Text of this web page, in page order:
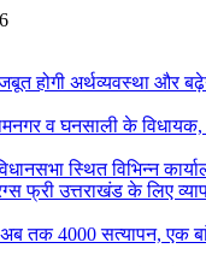
होगी अर्थव्यवस्था और
व घनसाली के विधायक,
स्थित विभिन्न
फ्री उत्तराखंड के लिए
तक 4000 सत्यापन, एक